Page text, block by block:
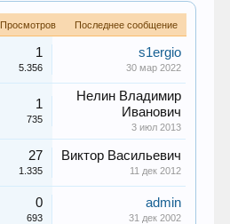
Просмотров Последнее сообщение
1
5.356
s1ergio
30 мар 2022
1
735
Нелин Владимир
Иванович
3 июл 2013
27
1.335
Виктор Васильевич
11 дек 2012
0
693
admin
31 дек 2002